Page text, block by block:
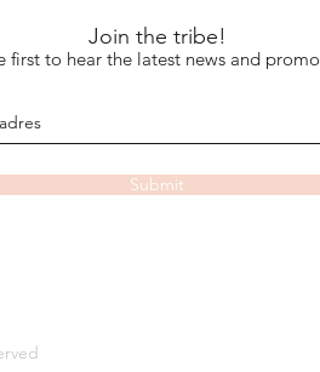
Join the tribe!
first to hear the latest news and
Submit